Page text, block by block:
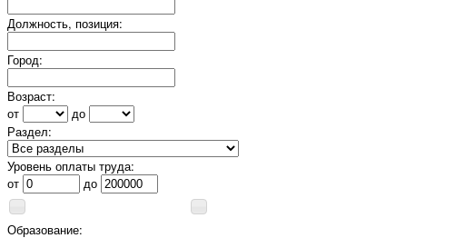
Должность, позиция:
Город:
Возраст:
от
до
Раздел:
Уровень оплаты труда:
от
до
Образование: